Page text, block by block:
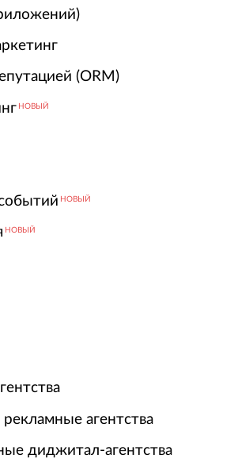
(ORM)
НОВЫЙ
НОВЫЙ
НОВЫЙ
агентства
диджитал-агентства